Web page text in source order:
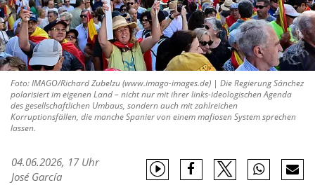
Foto: IMAGO/Richard Zubelzu (www.imago-images.de) | Die Regierung Sánchez
polarisiert im eigenen Land – nicht nur mit ihrer links-ideologischen Agenda
des gesellschaftlichen Umbaus, sondern auch mit zahlreichen
Korruptionsfällen, die manche Spanier von einem mafiosen System sprechen
lassen.
04.06.2026, 17 Uhr
José García